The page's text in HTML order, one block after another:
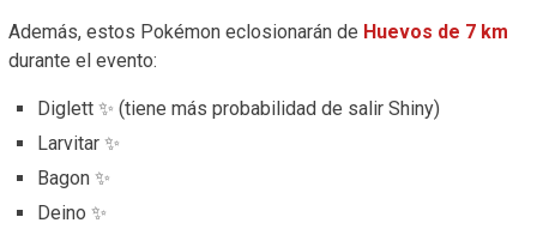
Además, estos Pokémon eclosionarán de Huevos de 7 km
durante el evento:
Diglett ✨ (tiene más probabilidad de salir Shiny)
Larvitar ✨
Bagon ✨
Deino ✨